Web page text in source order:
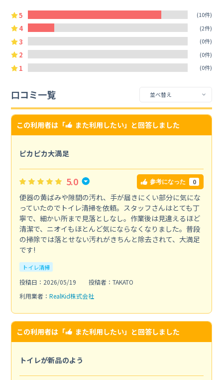
5 (10件)
4 (2件)
3 (0件)
2 (0件)
1 (0件)
口コミ一覧
この利用者は「 また利用したい」と回答しました
ピカピカ大満足
5.0 参考になった 0
便器の黄ばみや隙間の汚れ、手が届きにくい部分に気にな
っていたのでトイレ清掃を依頼。スタッフさんはとても丁
寧で、細かい所まで見落としなし。作業後は見違えるほど
清潔で、ニオイもほとんど気にならなくなりました。普段
の掃除では落とせない汚れがきちんと除去されて、大満足
です!
トイレ清掃
投稿日：2026/05/19
投稿者：TAKATO
利用業者： RealKid株式会社
この利用者は「 また利用したい」と回答しました
トイレが新品のよう